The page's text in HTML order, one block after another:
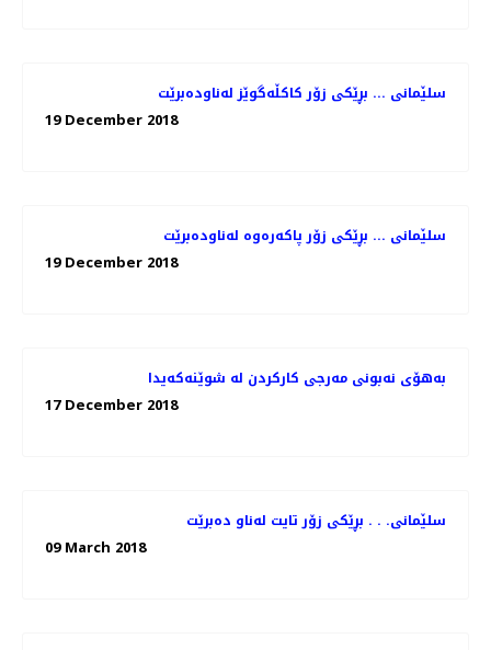
سلێمانی ... بڕێكی زۆر كاكڵه‌گوێز له‌ناوده‌برێت
19 December 2018
سلێمانی ... بڕێكی زۆر پاكه‌ره‌وه‌ له‌ناوده‌برێت
19 December 2018
به‌هۆی نه‌بونی مه‌رجی كاركردن له‌ شوێنه‌كه‌یدا
17 December 2018
سلێمانی. . . بڕێكی زۆر تایت له‌ناو ده‌برێت
09 March 2018